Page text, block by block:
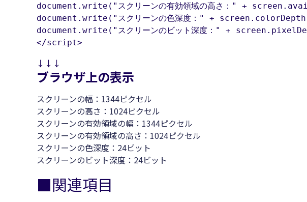
document.write("スクリーンの有効領域の高さ：" +
document.write("スクリーンの色深度：" +
document.write("スクリーンのビット深度：" +
</script>
↓↓↓
ブラウザ上の表示
スクリーンの幅：1344ピクセル
スクリーンの高さ：1024ピクセル
スクリーンの有効領域の幅：1344ピクセル
スクリーンの有効領域の高さ：1024ピクセル
スクリーンの色深度：24ビット
スクリーンのビット深度：24ビット
■関連項目